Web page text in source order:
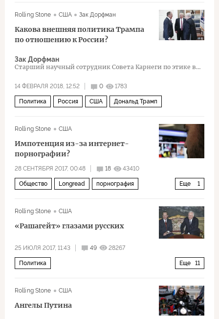
холодная война сериал «Американцы
Rolling Stone США Зак Дорфман
Какова внешняя политика Трампа
по отношению к России?
Зак Дорфман
Старший научный сотрудник Совета Карнеги по этике в
14 ФЕВРАЛЯ 2018, 12:52 0 1783
Политика Россия США Дональд Трамп
Rolling Stone США
Импотенция из-за интернет-
порнографии?
28 СЕНТЯБРЯ 2017, 00:48 18 43410
Еще 1
Общество Longread порнография
Rolling Stone
США
«Рашагейт» глазами русских
25 ИЮЛЯ 2017, 11:43 49 28267
Еще 11
Политика
Россия
Rolling Stone США
Ангелы Путина